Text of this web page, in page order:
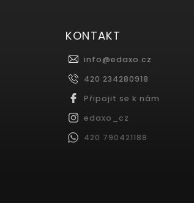
KONTAKT
info@edaxo.cz
420 234280918
Připojit se k nám
edaxo_cz
420 790421188